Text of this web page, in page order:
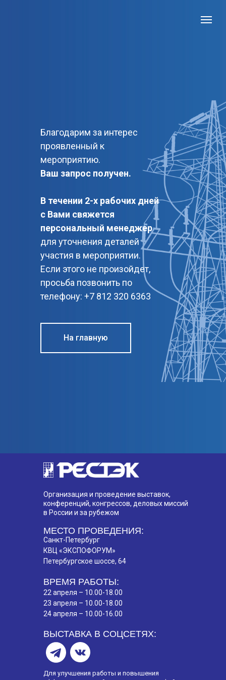
На главную
Благодарим за интерес
проявленный к
мероприятию.
Ваш запрос получен.
В течении 2-х рабочих дней
с Вами свяжется
персональный менеджер
для уточнения деталей
участия в мероприятии.
Если этого не произойдет,
просьба позвонить по
телефону: +7 812 320 6363
МЕСТО ПРОВЕДЕНИЯ:
Санкт-Петербург
КВЦ «ЭКСПОФОРУМ»
Петербургское шоссе, 64
ВРЕМЯ РАБОТЫ:
22 апреля – 10.00-18.00
23 апреля – 10.00-18.00
24 апреля – 10.00-16.00
ВЫСТАВКА В СОЦСЕТЯХ:
Для улучшения работы и повышения
Организация и проведение выставок,
конференций, конгрессов, деловых миссий
в России и за рубежом